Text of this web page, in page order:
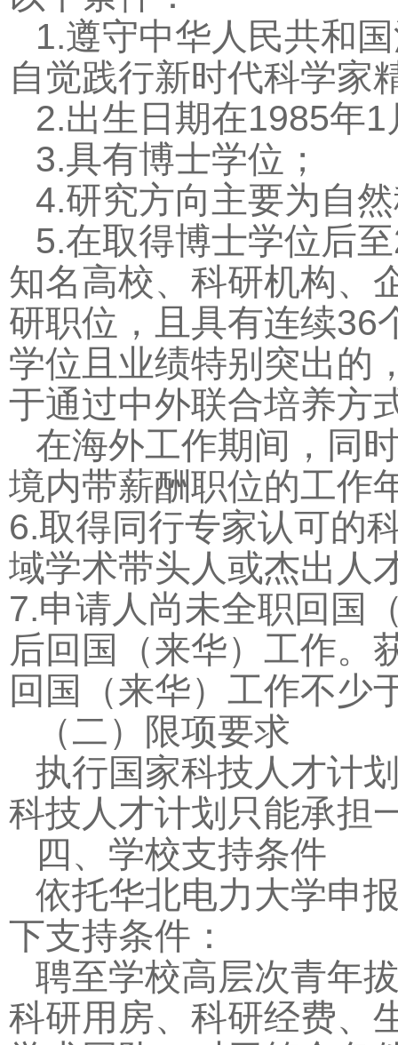
1.遵守中华人民共和
自觉践行新时代科学家
2.出生日期在1985年1
3.具有博士学位；
4.研究方向主要为自
5.在取得博士学位后至
知名高校、科研机构、
研职位，且具有连续36
学位且业绩特别突出的
于通过中外联合培养方
在海外工作期间，同
境内带薪酬职位的工作
6.取得同行专家认可的
域学术带头人或杰出人
7.申请人尚未全职回国
后回国（来华）工作。
回国（来华）工作不少
（二）限项要求
执行国家科技人才计
科技人才计划只能承担
四、学校支持条件
依托华北电力大学申
下支持条件：
聘至学校高层次青年
科研用房、科研经费、